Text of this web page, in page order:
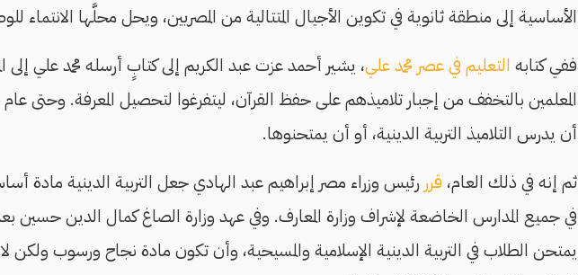
الأساسية إلى منطقة ثانوية في تكوين الأجيال المتتالية من المصريين، ويحل محلَّها الانتماء
ففي كتابه التعليم في عصر محمد علي، يشير أحمد عزت عبد الكريم إلى كتابٍ أرسله محمد علي إلى
أن يدرس التلاميذ التربية الدينية، أو أن يمتحنوها.
ثم إنه في ذلك العام، قرر رئيس وزراء مصر إبراهيم عبد الهادي جعل التربية الدينية مادة
في جميع المدارس الخاضعة لإشراف وزارة المعارف. وفي عهد وزارة الصاغ كمال الدين حسين
يمتحن الطلاب في التربية الدينية الإسلامية والمسيحية، وأن تكون مادة نجاح ورسوب ولكن